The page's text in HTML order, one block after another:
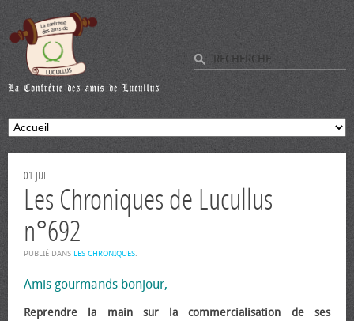
01 JUI
Les Chroniques de Lucullus
n°692
PUBLIÉ DANS LES CHRONIQUES.
Amis gourmands bonjour,
Reprendre la main sur la commercialisation de ses